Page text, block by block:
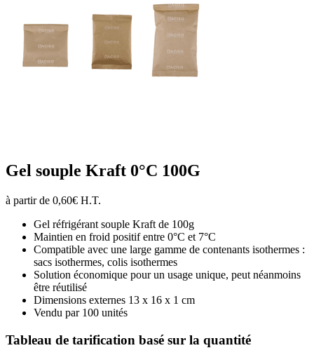
Gel souple Kraft 0°C 100G
à partir de 0,60€ H.T.
Gel réfrigérant souple Kraft de 100g
Maintien en froid positif entre 0°C et 7°C
Compatible avec une large gamme de contenants isothermes :
sacs isothermes, colis isothermes
Solution économique pour un usage unique, peut néanmoins
être réutilisé
Dimensions externes 13 x 16 x 1 cm
Vendu par 100 unités
Tableau de tarification basé sur la quantité